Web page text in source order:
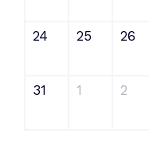
24 25 26
31 1 2